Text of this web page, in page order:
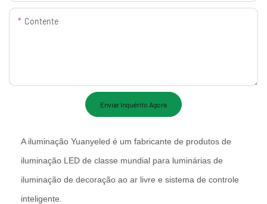
Contente
Enviar Inquérito Agora
A iluminação Yuanyeled é um fabricante de produtos de
iluminação LED de classe mundial para luminárias de
iluminação de decoração ao ar livre e sistema de controle
inteligente.